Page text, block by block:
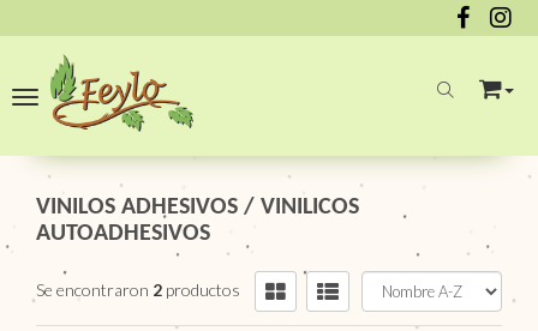
Toggle navigation
VINILOS ADHESIVOS / VINILICOS
AUTOADHESIVOS
Se encontraron 2 productos